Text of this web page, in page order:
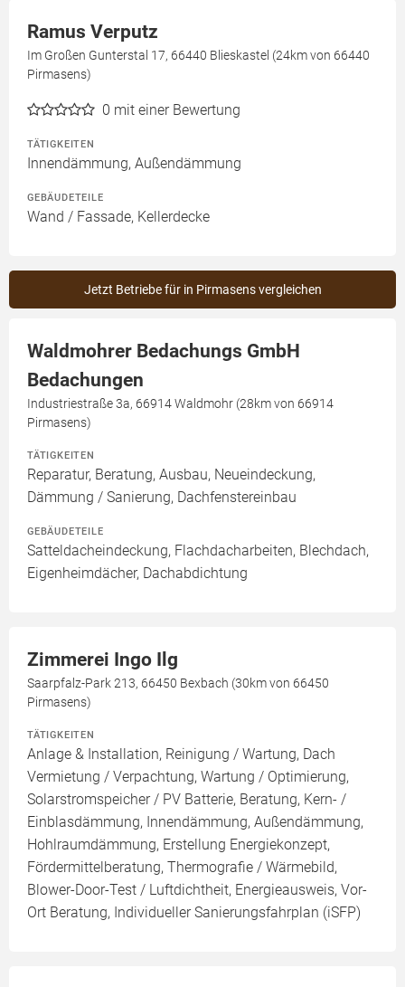
Ramus Verputz
Im Großen Gunterstal 17, 66440 Blieskastel (24km von 66440
Pirmasens)
0 mit einer Bewertung
TÄTIGKEITEN
Innendämmung, Außendämmung
GEBÄUDETEILE
Wand / Fassade, Kellerdecke
Jetzt Betriebe für in Pirmasens vergleichen
Waldmohrer Bedachungs GmbH
Bedachungen
Industriestraße 3a, 66914 Waldmohr (28km von 66914
Pirmasens)
TÄTIGKEITEN
Reparatur, Beratung, Ausbau, Neueindeckung,
Dämmung / Sanierung, Dachfenstereinbau
GEBÄUDETEILE
Satteldacheindeckung, Flachdacharbeiten, Blechdach,
Eigenheimdächer, Dachabdichtung
Zimmerei Ingo Ilg
Saarpfalz-Park 213, 66450 Bexbach (30km von 66450
Pirmasens)
TÄTIGKEITEN
Anlage & Installation, Reinigung / Wartung, Dach
Vermietung / Verpachtung, Wartung / Optimierung,
Solarstromspeicher / PV Batterie, Beratung, Kern- /
Einblasdämmung, Innendämmung, Außendämmung,
Hohlraumdämmung, Erstellung Energiekonzept,
Fördermittelberatung, Thermografie / Wärmebild,
Blower-Door-Test / Luftdichtheit, Energieausweis, Vor-
Ort Beratung, Individueller Sanierungsfahrplan (iSFP)